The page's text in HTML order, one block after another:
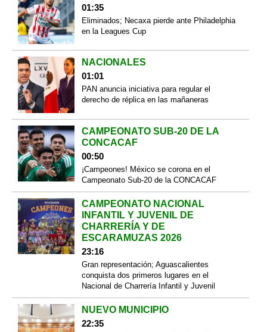
01:35
Eliminados; Necaxa pierde ante Philadelphia
en la Leagues Cup
NACIONALES
01:01
PAN anuncia iniciativa para regular el
derecho de réplica en las mañaneras
CAMPEONATO SUB-20 DE LA
CONCACAF
00:50
¡Campeones! México se corona en el
Campeonato Sub-20 de la CONCACAF
CAMPEONATO NACIONAL
INFANTIL Y JUVENIL DE
CHARRERÍA Y DE
ESCARAMUZAS 2026
23:16
Gran representación; Aguascalientes
conquista dos primeros lugares en el
Nacional de Charrería Infantil y Juvenil
NUEVO MUNICIPIO
22:35